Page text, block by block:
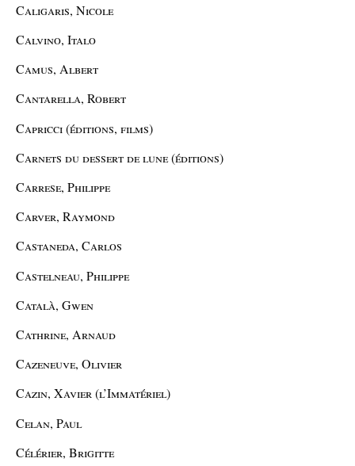
Caligaris, Nicole
Calvino, Italo
Camus, Albert
Cantarella, Robert
Capricci (éditions, films)
Carnets du dessert de lune (éditions)
Carrese, Philippe
Carver, Raymond
Castaneda, Carlos
Castelneau, Philippe
Català, Gwen
Cathrine, Arnaud
Cazeneuve, Olivier
Cazin, Xavier (l’Immatériel)
Celan, Paul
Célérier, Brigitte